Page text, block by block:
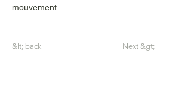
mouvement.
&lt; back Next &gt;